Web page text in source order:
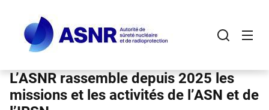
contenu
principal
L’ASNR rassemble depuis 2025 les
missions et les activités de l’ASN et de